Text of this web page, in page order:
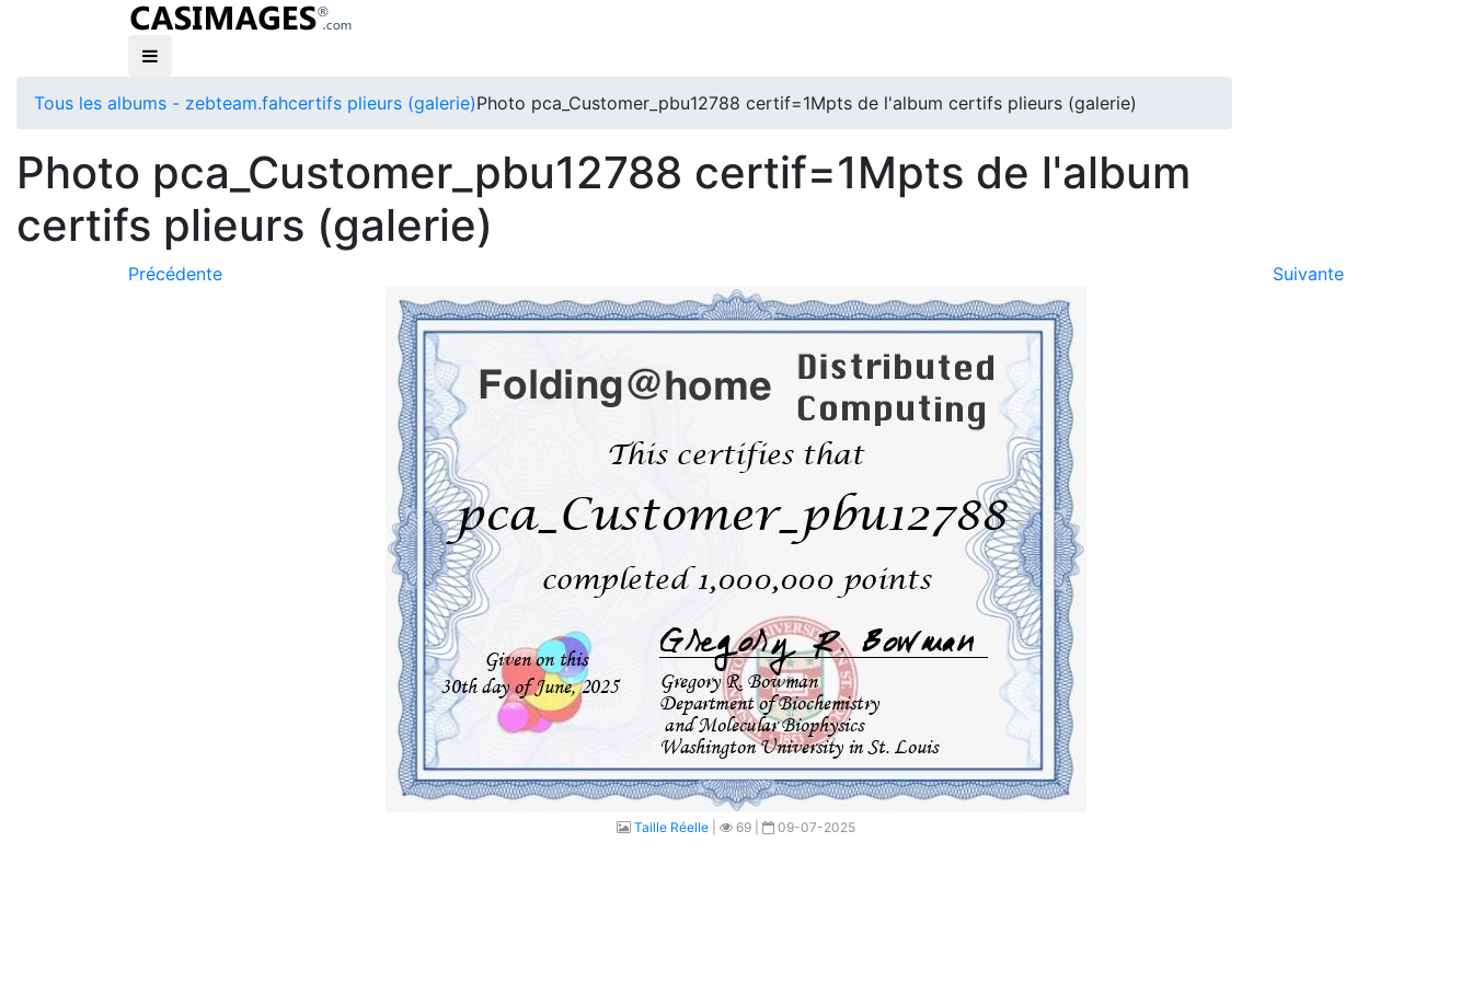
Tous les albums - zebteam.fahcertifs plieurs (galerie)Photo pca_Customer_pbu12788 certif=1Mpts de l'album certifs plieurs (galerie)
Photo pca_Customer_pbu12788 certif=1Mpts de l'album
certifs plieurs (galerie)
Précédente Suivante
Taille Réelle 69 | 09-07-2025